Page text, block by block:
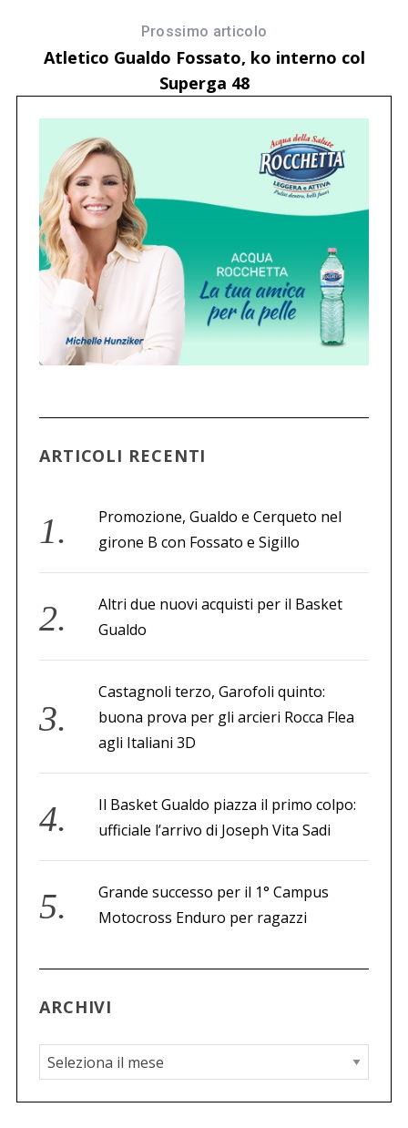
Prossimo articolo
Atletico Gualdo Fossato, ko interno col
Superga 48
ARTICOLI RECENTI
Promozione, Gualdo e Cerqueto nel
girone B con Fossato e Sigillo
Altri due nuovi acquisti per il Basket
Gualdo
Castagnoli terzo, Garofoli quinto:
buona prova per gli arcieri Rocca Flea
agli Italiani 3D
Il Basket Gualdo piazza il primo colpo:
ufficiale l’arrivo di Joseph Vita Sadi
Grande successo per il 1° Campus
Motocross Enduro per ragazzi
ARCHIVI
A
r
c